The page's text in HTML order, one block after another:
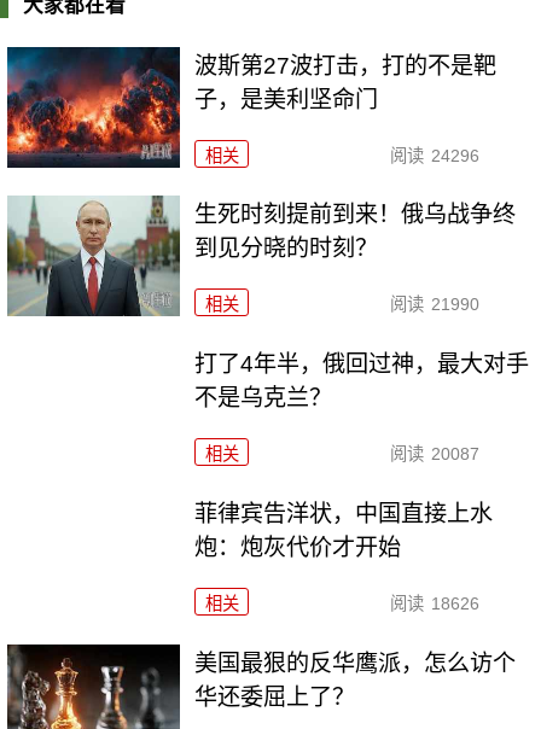
大家都在看
波斯第27波打击，打的不是靶
子，是美利坚命门
相关 阅读 24296
生死时刻提前到来！俄乌战争终
到见分晓的时刻？
相关 阅读 21990
打了4年半，俄回过神，最大对手
不是乌克兰？
相关 阅读 20087
菲律宾告洋状，中国直接上水
炮：炮灰代价才开始
相关 阅读 18626
美国最狠的反华鹰派，怎么访个
华还委屈上了？